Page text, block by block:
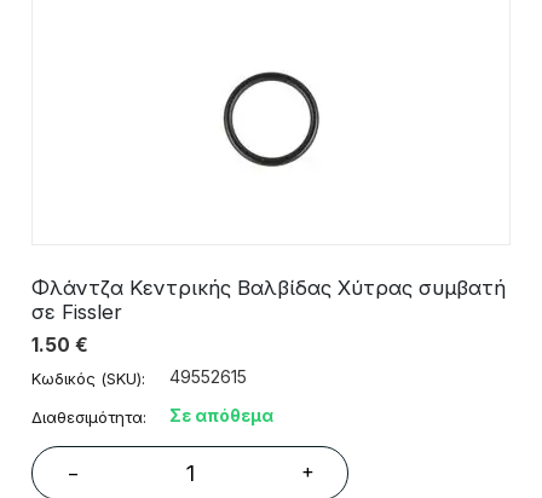
Φλάντζα Κεντρικής Βαλβίδας Χύτρας συμβατή
σε Fissler
1.50 €
Κωδικός (SKU): 49552615
Διαθεσιμότητα: Σε απόθεμα
− +